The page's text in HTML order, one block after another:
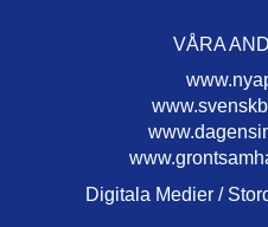
VÅRA
Digitala Medier /